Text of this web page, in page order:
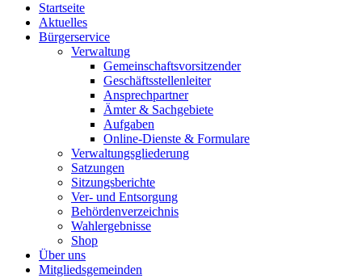
Startseite
Aktuelles
Bürgerservice
Verwaltung
Gemeinschaftsvorsitzender
Geschäftsstellenleiter
Ansprechpartner
Ämter & Sachgebiete
Aufgaben
Online-Dienste & Formulare
Verwaltungsgliederung
Satzungen
Sitzungsberichte
Ver- und Entsorgung
Behördenverzeichnis
Wahlergebnisse
Shop
Über uns
Mitgliedsgemeinden